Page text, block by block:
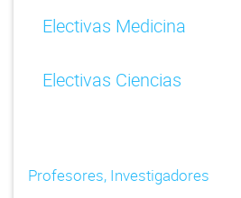
Electivas Medicina
Electivas Ciencias
Profesores, Investigadores